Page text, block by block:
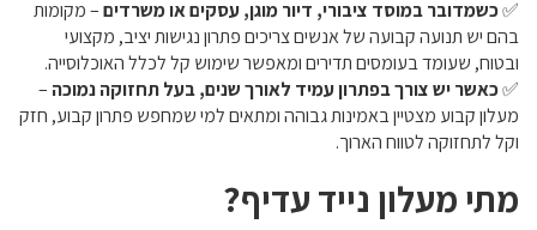
✅כשמדובר במוסד ציבורי, דיור מוגן, עסקים או משרדים– מקומות
בהם יש תנועה קבועה של אנשים צריכים פתרון נגישות יציב, מקצועי
ובטוח, שעומד בעומסים תדירים ומאפשר שימוש קל לכלל האוכלוסייה.
✅כאשר יש צורך בפתרון עמיד לאורך שנים, בעל תחזוקה נמוכה –
מעלון קבוע מצטיין באמינות גבוהה ומתאים למי שמחפש פתרון קבוע, חזק
וקל לתחזוקה לטווח הארוך.
מתי מעלון נייד עדיף?